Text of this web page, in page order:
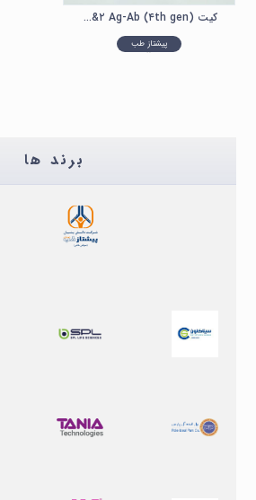
کیت (HIV ۱&۲ Ag-Ab (۴th gen پیشتاز طب
پیشتاز طب
مقایسه
برند ها